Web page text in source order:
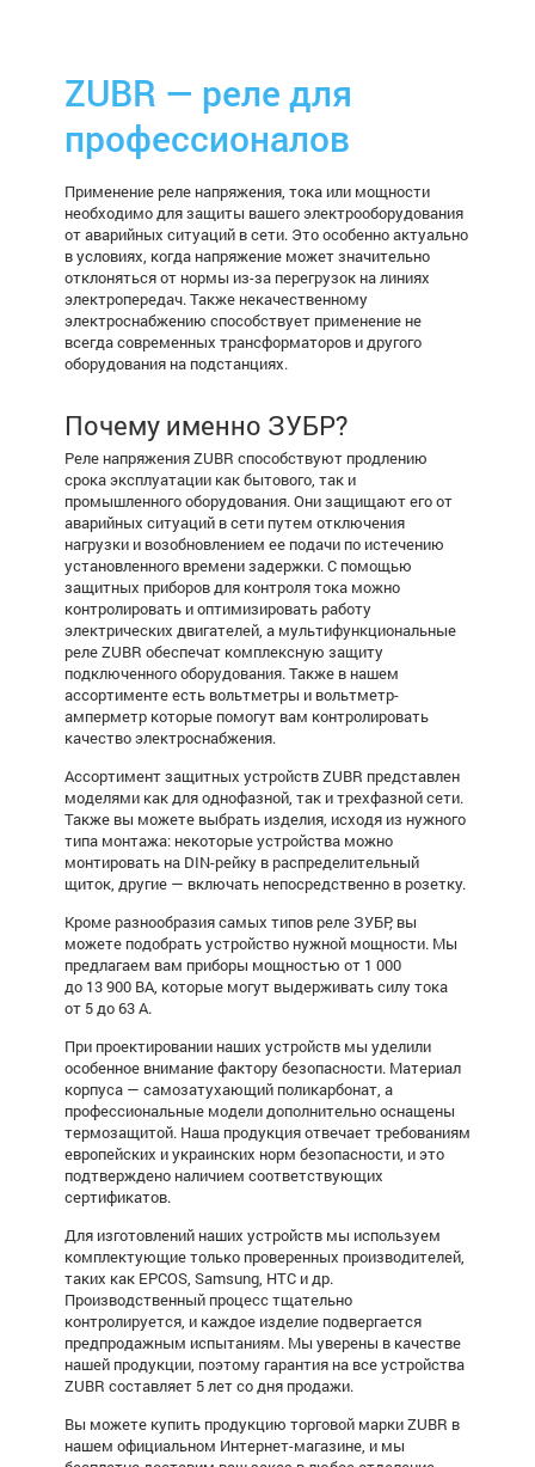
ZUBR — реле для
профессионалов
Применение реле напряжения, тока или мощности
необходимо для защиты вашего электрооборудования
от аварийных ситуаций в сети. Это особенно актуально
в условиях, когда напряжение может значительно
отклоняться от нормы из-за перегрузок на линиях
электропередач. Также некачественному
электроснабжению способствует применение не
всегда современных трансформаторов и другого
оборудования на подстанциях.
Почему именно ЗУБР?
Реле напряжения ZUBR способствуют продлению
срока эксплуатации как бытового, так и
промышленного оборудования. Они защищают его от
аварийных ситуаций в сети путем отключения
нагрузки и возобновлением ее подачи по истечению
установленного времени задержки. С помощью
защитных приборов для контроля тока можно
контролировать и оптимизировать работу
электрических двигателей, а мультифункциональные
реле ZUBR обеспечат комплексную защиту
подключенного оборудования. Также в нашем
ассортименте есть вольтметры и вольтметр-
амперметр которые помогут вам контролировать
качество электроснабжения.
Ассортимент защитных устройств ZUBR представлен
моделями как для однофазной, так и трехфазной сети.
Также вы можете выбрать изделия, исходя из нужного
типа монтажа: некоторые устройства можно
монтировать на DIN-рейку в распределительный
щиток, другие — включать непосредственно в розетку.
Кроме разнообразия самых типов реле ЗУБР, вы
можете подобрать устройство нужной мощности. Мы
предлагаем вам приборы мощностью от 1 000
до 13 900 ВА, которые могут выдерживать силу тока
от 5 до 63 А.
При проектировании наших устройств мы уделили
особенное внимание фактору безопасности. Материал
корпуса — самозатухающий поликарбонат, а
профессиональные модели дополнительно оснащены
термозащитой. Наша продукция отвечает требованиям
европейских и украинских норм безопасности, и это
подтверждено наличием соответствующих
сертификатов.
Для изготовлений наших устройств мы используем
комплектующие только проверенных производителей,
таких как EPCOS, Samsung, HTC и др.
Производственный процесс тщательно
контролируется, и каждое изделие подвергается
предпродажным испытаниям. Мы уверены в качестве
нашей продукции, поэтому гарантия на все устройства
ZUBR составляет 5 лет со дня продажи.
Вы можете купить продукцию торговой марки ZUBR в
нашем официальном Интернет-магазине, и мы